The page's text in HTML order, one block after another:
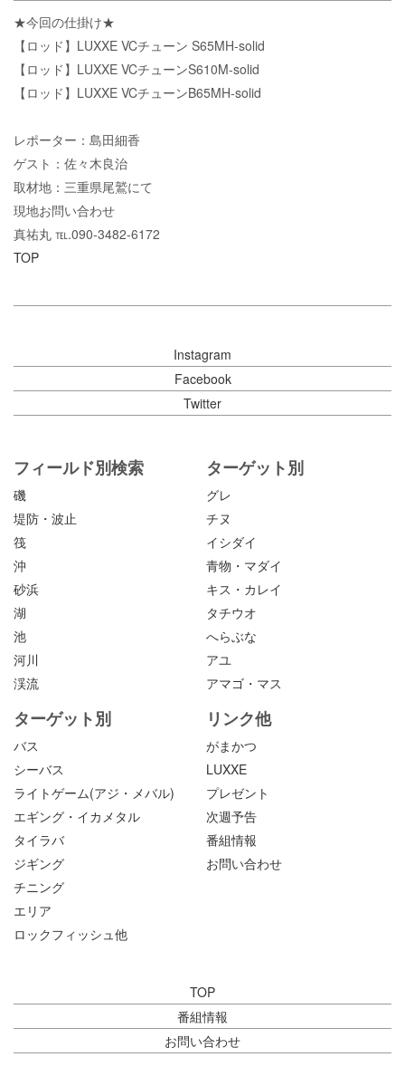
★今回の仕掛け★
【ロッド】LUXXE VCチューン S65MH-solid
【ロッド】LUXXE VCチューンS610M-solid
【ロッド】LUXXE VCチューンB65MH-solid
レポーター：島田細香
ゲスト：佐々木良治
取材地：三重県尾鷲にて
現地お問い合わせ
真祐丸 ℡.090-3482-6172
TOP
Instagram
Facebook
Twitter
フィールド別検索
磯
堤防・波止
筏
沖
砂浜
湖
池
河川
渓流
ターゲット別
グレ
チヌ
イシダイ
青物・マダイ
キス・カレイ
タチウオ
へらぶな
アユ
アマゴ・マス
ターゲット別
バス
シーバス
ライトゲーム(アジ・メバル)
エギング・イカメタル
タイラバ
ジギング
チニング
エリア
ロックフィッシュ他
リンク他
がまかつ
LUXXE
プレゼント
次週予告
番組情報
お問い合わせ
TOP
番組情報
お問い合わせ